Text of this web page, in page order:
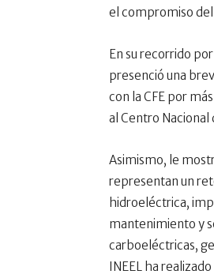
el compromiso
En su recorrido
presenció una
con la CFE por
al Centro Nacional
Asimismo, le
representan un
hidroeléctrica,
mantenimiento y
carboeléctricas,
INEEL ha